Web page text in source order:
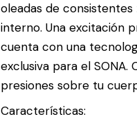
oleadas de
interno. Una excitación
cuenta con una
exclusiva para el
presiones sobre tu
Características: